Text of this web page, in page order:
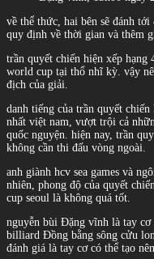
về thể thức, hai bên sẽ đánh
quy định về thời gian và thêm
trần quyết chiến hiện xếp
world cup tại thổ nhĩ kỳ. vậy
địch của giải.
danh tiếng của trần quyết
nhất việt nam, vượt trội cả
quốc nguyện. hiện nay, trần
không cần thi đấu vòng ngoài.
anh giành hcv sea games và
nhiên, phong độ của quyết
cup seoul là không quá tốt.
nguyễn bùi Đặng vĩnh là tay cơ
billiard Đồng bằng sông cửu
đánh giá là tay cơ có thể tạo